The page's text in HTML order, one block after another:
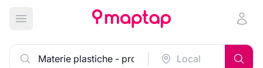
Apri menu principale